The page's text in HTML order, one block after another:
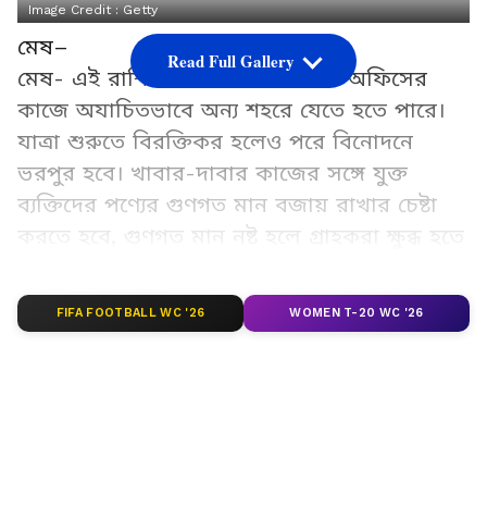
Image Credit :Getty
মেষ–
মেষ- এই রাশির জাতক জাতিকাদের অফিসের
কাজে অযাচিতভাবে অন্য শহরে যেতে হতে পারে।
যাত্রা শুরুতে বিরক্তিকর হলেও পরে বিনোদনে
ভরপুর হবে। খাবার-দাবার কাজের সঙ্গে যুক্ত
ব্যক্তিদের পণ্যের গুণগত মান বজায় রাখার চেষ্টা
করতে হবে, গুণগত মান নষ্ট হলে গ্রাহকরা ক্ষুব্ধ হতে
আত্মবিশ্বাসের মধ্যে পার্থক্য বুঝতে হবে। অতিরিক্ত
আত্মবিশ্বাসে এসে সে নিজের ক্ষতি করতে পারে।
Read Full Gallery
FIFA FOOTBALL WC '26 WOMEN T-20 WC '26